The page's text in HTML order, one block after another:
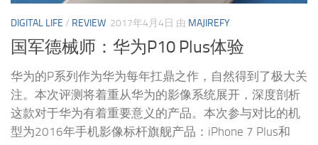
DIGITAL LIFE / REVIEW 2017年4月4日 由 MAJIREFY
国军德械师：华为P10 Plus体验
华为的P系列作为华为每年扛鼎之作，自然得到了极大关
注。本次评测将着重从华为的影像系统展开，深度剖析
这款对于华为有着重要意义的产品。本次参与对比的机
型为2016年手机影像标杆旗舰产品：iPhone 7 Plus和